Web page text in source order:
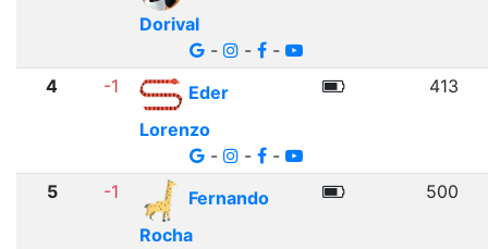
Dorival
-
- -
4 -1
Eder
Lorenzo
-
- -
413
5 -1
Fernando
Rocha
500